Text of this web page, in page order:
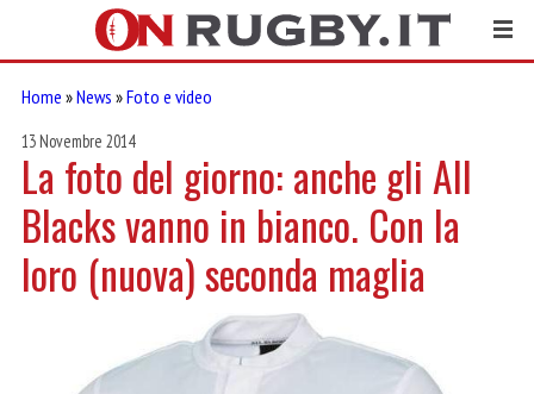
Home »News »Foto e video
13 Novembre 2014
La foto del giorno: anche gli All
Blacks vanno in bianco. Con la
loro (nuova) seconda maglia